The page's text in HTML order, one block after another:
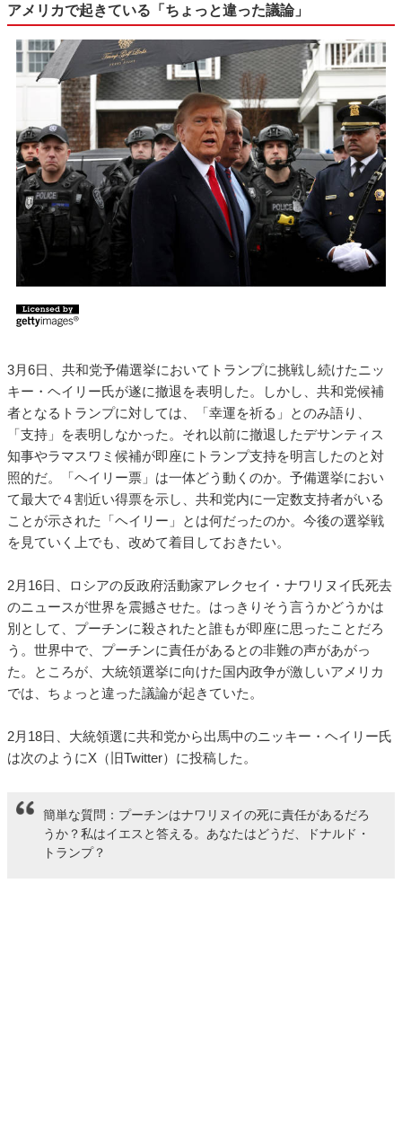
アメリカで起きている「ちょっと違った議論」
3月6日、共和党予備選挙においてトランプに挑戦し続けたニッ
キー・ヘイリー氏が遂に撤退を表明した。しかし、共和党候補
者となるトランプに対しては、「幸運を祈る」とのみ語り、
「支持」を表明しなかった。それ以前に撤退したデサンティス
知事やラマスワミ候補が即座にトランプ支持を明言したのと対
照的だ。「ヘイリー票」は一体どう動くのか。予備選挙におい
て最大で４割近い得票を示し、共和党内に一定数支持者がいる
ことが示された「ヘイリー」とは何だったのか。今後の選挙戦
を見ていく上でも、改めて着目しておきたい。
2月16日、ロシアの反政府活動家アレクセイ・ナワリヌイ氏死去
のニュースが世界を震撼させた。はっきりそう言うかどうかは
別として、プーチンに殺されたと誰もが即座に思ったことだろ
う。世界中で、プーチンに責任があるとの非難の声があがっ
た。ところが、大統領選挙に向けた国内政争が激しいアメリカ
では、ちょっと違った議論が起きていた。
2月18日、大統領選に共和党から出馬中のニッキー・ヘイリー氏
は次のようにX（旧Twitter）に投稿した。
簡単な質問：プーチンはナワリヌイの死に責任があるだろ
うか？私はイエスと答える。あなたはどうだ、ドナルド・
トランプ？